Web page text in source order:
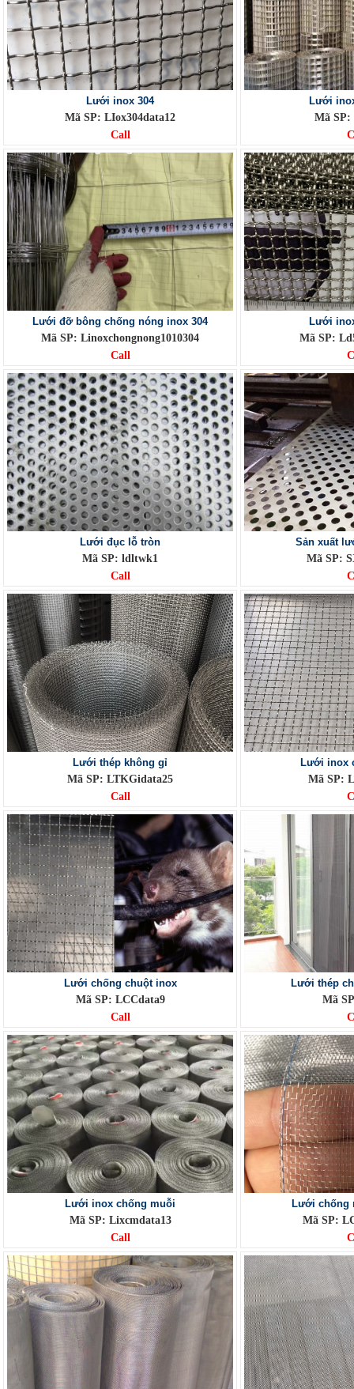
Lưới inox 304
Mã SP: LIox304data12
Call
Lưới
Mã SP:
Lưới đỡ bông chống nóng inox 304
Mã SP: Linoxchongnong1010304
Call
Lưới
Mã SP:
Lưới đục lỗ tròn
Mã SP: ldltwk1
Call
Sản xuất
Mã SP:
Lưới thép không gỉ
Mã SP: LTKGidata25
Call
Lưới inox
Mã SP:
Lưới chống chuột inox
Mã SP: LCCdata9
Call
Lưới thép
Mã
Lưới inox chống muỗi
Mã SP: Lixcmdata13
Call
Lưới chống
Mã SP: